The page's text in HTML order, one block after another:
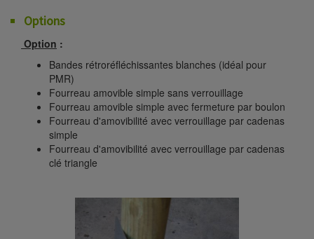
Options
Option :
Bandes rétroréfléchissantes blanches (idéal pour
PMR)
Fourreau amovible simple sans verrouillage
Fourreau amovible simple avec fermeture par boulon
Fourreau d'amovibilité avec verrouillage par cadenas
simple
Fourreau d'amovibilité avec verrouillage par cadenas
clé triangle